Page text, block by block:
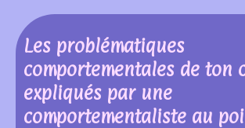
Les problématiques
comportementales de ton
expliqués par une
comportementaliste au